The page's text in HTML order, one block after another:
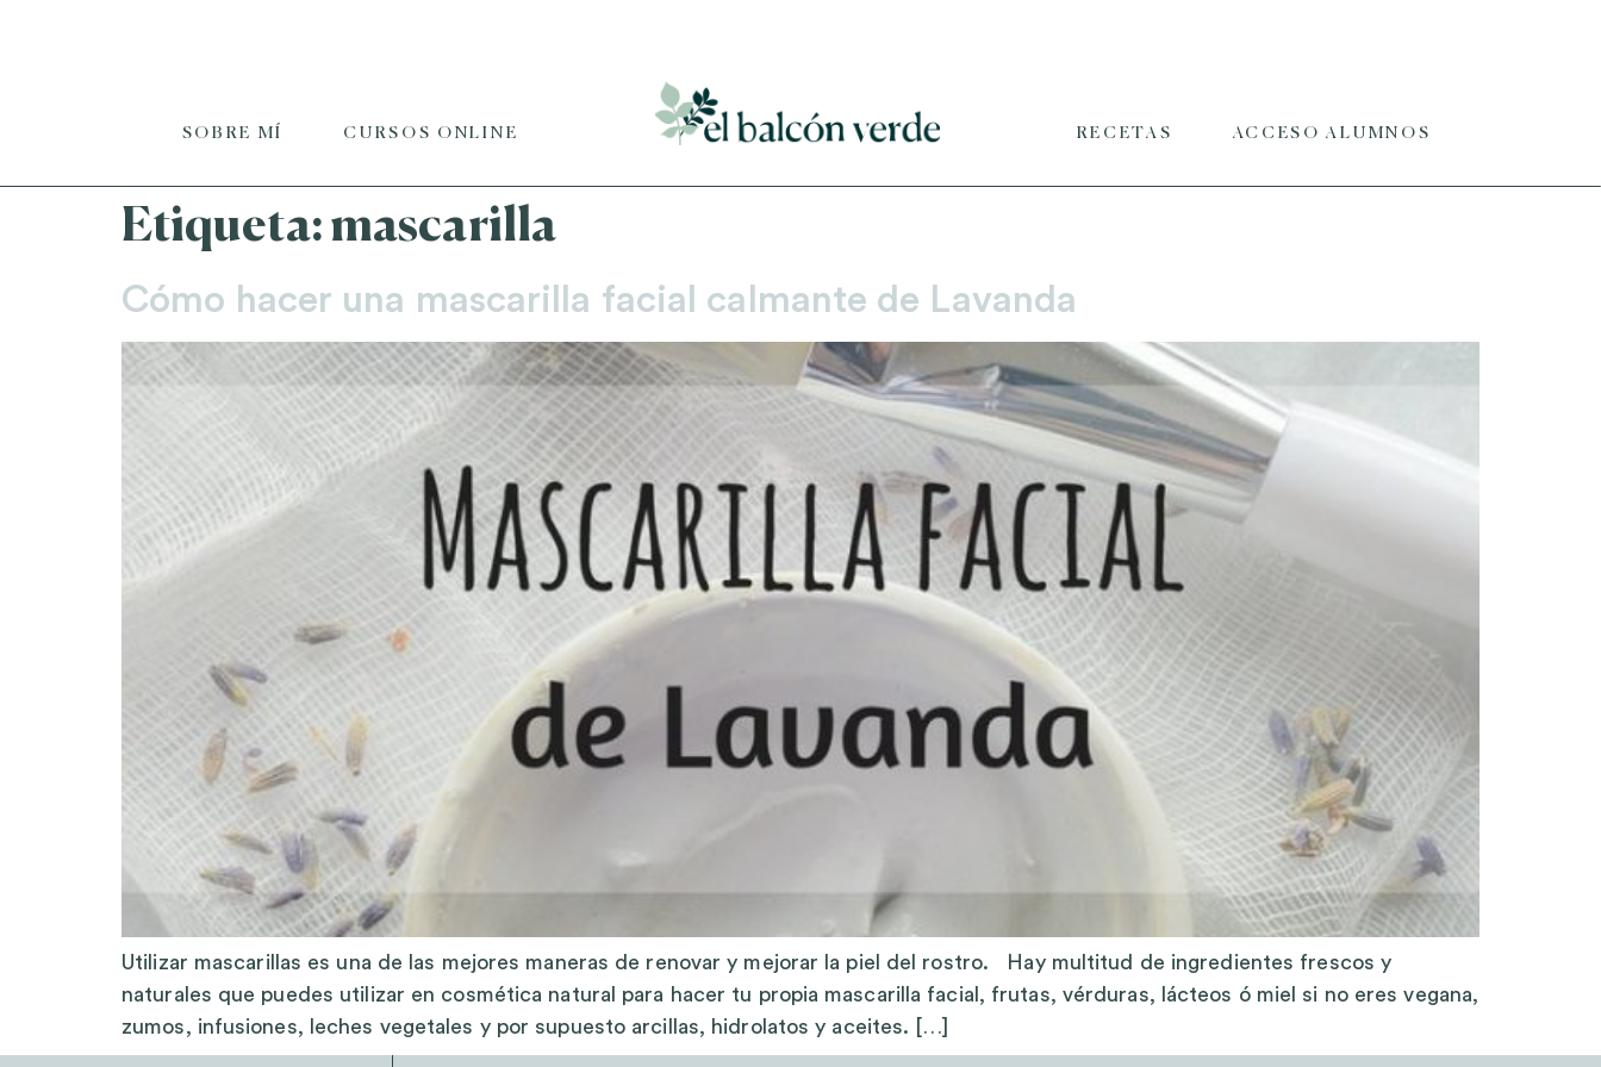
SOBRE MÍ CURSOS ONLINE RECETAS ACCESO ALUMNOS
Etiqueta:mascarilla
Cómo hacer una mascarilla facial calmante de Lavanda
Utilizar mascarillas es una de las mejores maneras de renovar y mejorar la piel del rostro. Hay multitud de ingredientes frescos y
naturales que puedes utilizar en cosmética natural para hacer tu propia mascarilla facial, frutas, vérduras, lácteos ó miel si no eres vegana,
zumos, infusiones, leches vegetales y por supuesto arcillas, hidrolatos y aceites. […]